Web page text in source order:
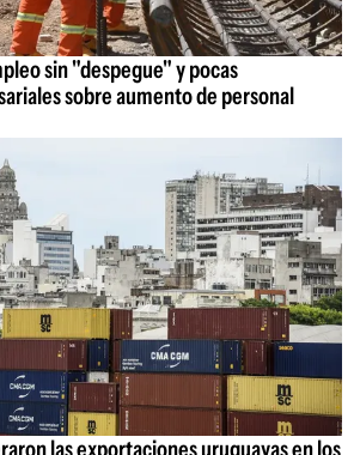
sin "despegue" y pocas
sobre aumento de personal
las exportaciones uruguayas en los